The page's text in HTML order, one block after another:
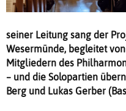
seiner Leitung sang der
Wesermünde, begleitet
Mitgliedern des
– und die Solopartien
Berg und Lukas Gerber